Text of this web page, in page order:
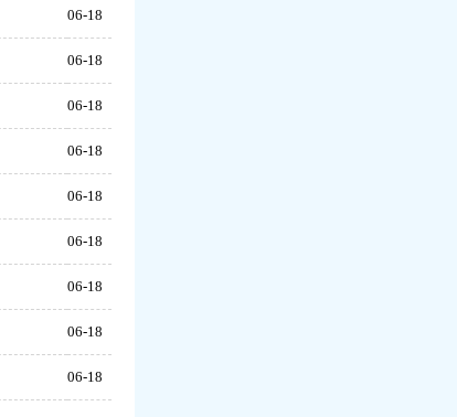
06-18
06-18
06-18
06-18
06-18
06-18
06-18
06-18
06-18